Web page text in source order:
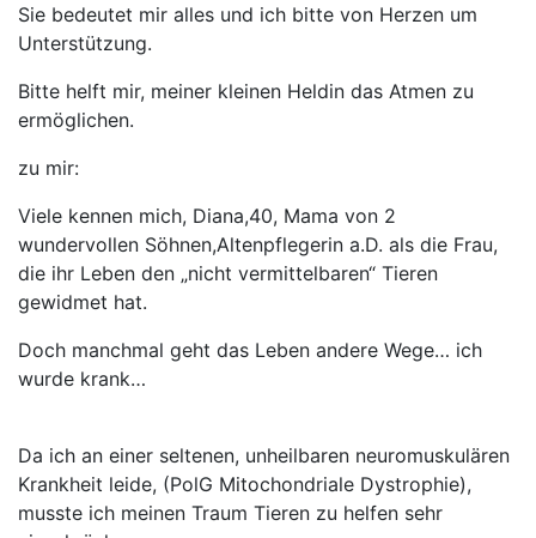
Sie bedeutet mir alles und ich bitte von Herzen um
Unterstützung.
Bitte helft mir, meiner kleinen Heldin das Atmen zu
ermöglichen.
zu mir:
Viele kennen mich, Diana,40, Mama von 2
wundervollen Söhnen,Altenpflegerin a.D. als die Frau,
die ihr Leben den „nicht vermittelbaren“ Tieren
gewidmet hat.
Doch manchmal geht das Leben andere Wege… ich
wurde krank…
Da ich an einer seltenen, unheilbaren neuromuskulären
Krankheit leide, (PolG Mitochondriale Dystrophie),
musste ich meinen Traum Tieren zu helfen sehr